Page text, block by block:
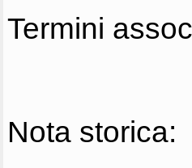
Termini
Nota storica: